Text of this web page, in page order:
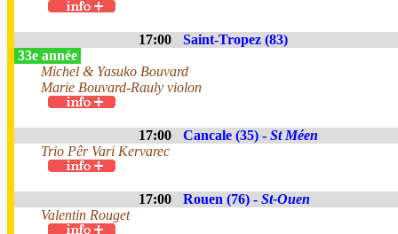
17:00
Saint-Tropez (83)
33e année
Michel & Yasuko Bouvard
Marie Bouvard-Rauly violon
17:00 Cancale (35) - St Méen
Trio Pêr Vari Kervarec
17:00 Rouen (76) - St-Ouen
Valentin Rouget